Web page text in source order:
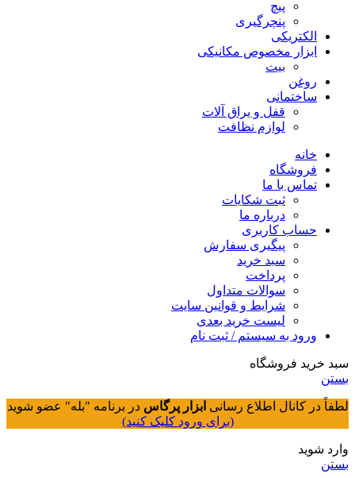
پیچ
پنچرگیری
الکتریکی
ابزار مخصوص مکانیکی
بیت
روغن
ساختمانی
قفل و یراق آلات
لوازم نظافت
خانه
فروشگاه
تماس با ما
ثبت شکایات
درباره ما
حساب کاربری
پیگیری سفارش
سبد خرید
پرداخت
سوالات متداول
شرایط و قوانین سایت
لیست خرید بعدی
ورود به سیستم / ثبت نام
سبد خرید فروشگاه
بستن
لطفاً در کانال اطلاع رسانی ابزار پرگاس در برنامه "بله" عضو شوید
(برای ورود کلیک کنید)
وارد شوید
بستن